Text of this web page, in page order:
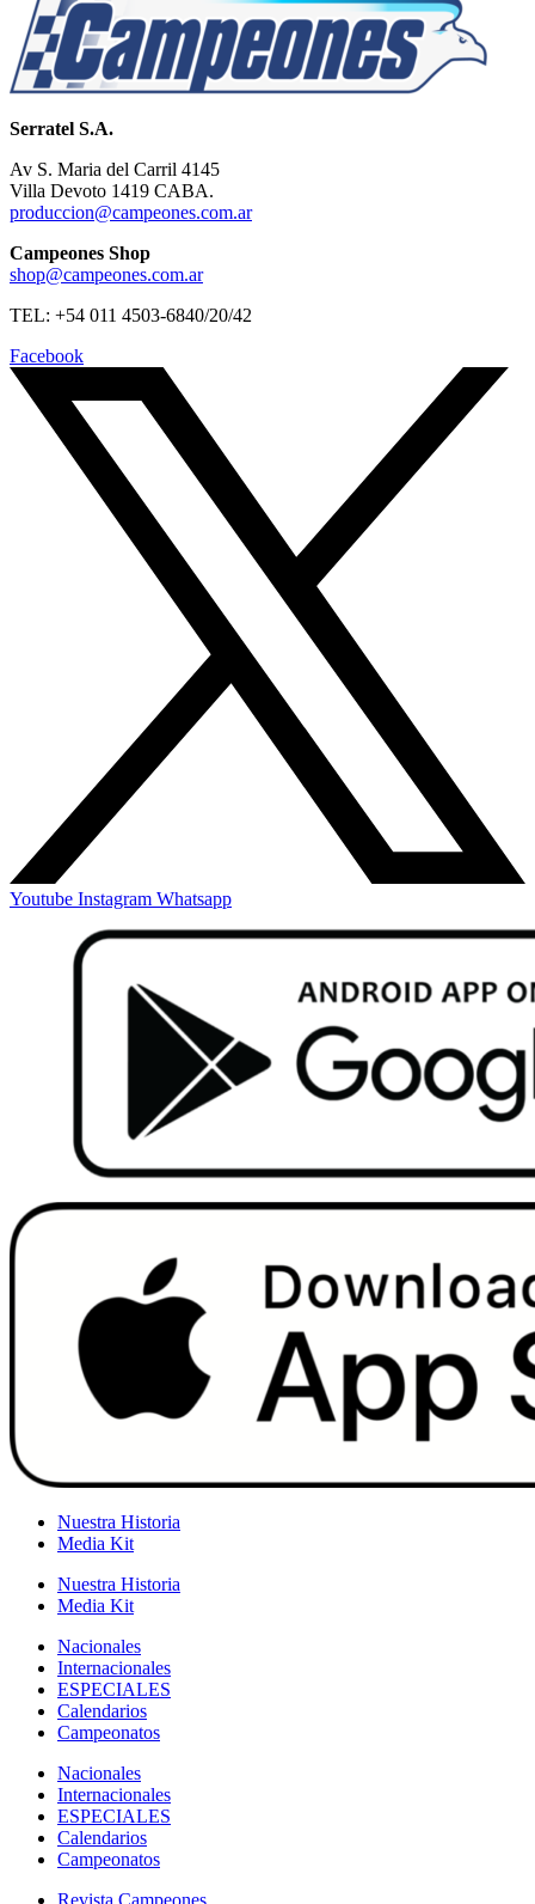
Serratel S.A.
Av S. Maria del Carril 4145
Villa Devoto 1419 CABA.
produccion@campeones.com.ar
Campeones Shop
shop@campeones.com.ar
TEL: +54 011 4503-6840/20/42
Facebook
Youtube Instagram Whatsapp
Nuestra Historia
Media Kit
Nuestra Historia
Media Kit
Nacionales
Internacionales
ESPECIALES
Calendarios
Campeonatos
Nacionales
Internacionales
ESPECIALES
Calendarios
Campeonatos
Revista Campeones